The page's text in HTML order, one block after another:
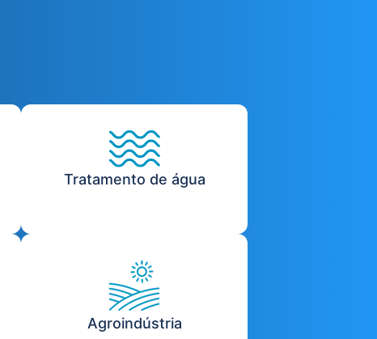
Tratamento de água
Agroindústria